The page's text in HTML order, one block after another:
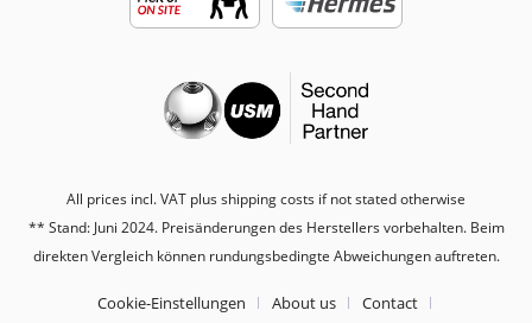
All prices incl. VAT plus shipping costs if not stated otherwise
** Stand: Juni 2024. Preisänderungen des Herstellers vorbehalten. Beim
direkten Vergleich können rundungsbedingte Abweichungen auftreten.
Cookie-Einstellungen About us Contact